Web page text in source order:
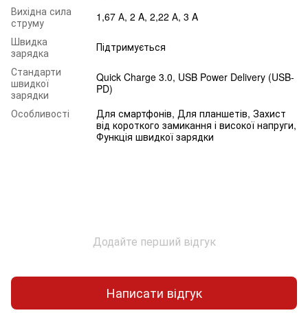
Вихідна сила
струму
1,67 А, 2 A, 2,22 А, 3 A
Швидка
зарядка
Підтримується
Стандарти
швидкої
зарядки
Quick Charge 3.0, USB Power Delivery (USB-
PD)
Особливості
Для смартфонів, Для планшетів, Захист
від короткого замикання і високої напруги,
Функція швидкої зарядки
Додайте перший відгук
Написати відгук